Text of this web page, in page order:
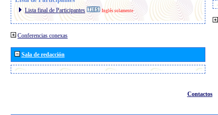
Lista final de Participantes Inglés solamente
Conferencias conexas
Sala de redacción
Contactos